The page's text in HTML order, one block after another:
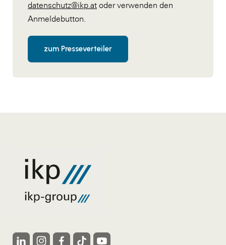
datenschutz@ikp.at oder verwenden den
Anmeldebutton.
zum Presseverteiler